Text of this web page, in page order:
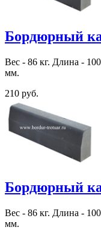
Бордюрный
Вес - 86 кг. Длина -
мм.
210 руб.
Бордюрный
Вес - 86 кг. Длина -
мм.